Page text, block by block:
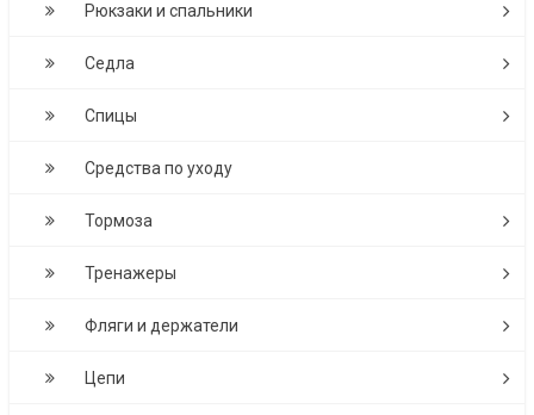
Рюкзаки и спальники
Седла
Спицы
Средства по уходу
Тормоза
Тренажеры
Фляги и держатели
Цепи